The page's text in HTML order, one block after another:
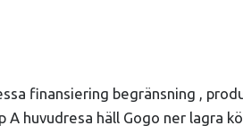
finansiering begränsning ,
huvudresa häll Gogo ner lagra